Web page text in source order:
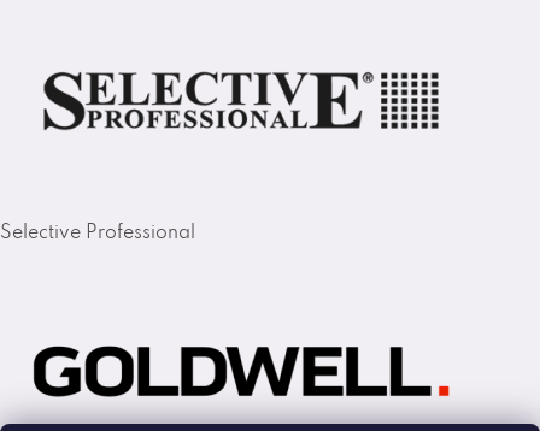
Selective Professional